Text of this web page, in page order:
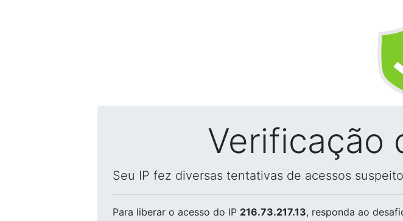
Verificação
Seu IP fez diversas tentativas de acessos
Para liberar o acesso do IP 216.73.217.13, responda ao